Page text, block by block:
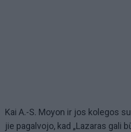
Kai A.-S. Moyon ir jos kolegos
jie pagalvojo, kad „Lazaras gali